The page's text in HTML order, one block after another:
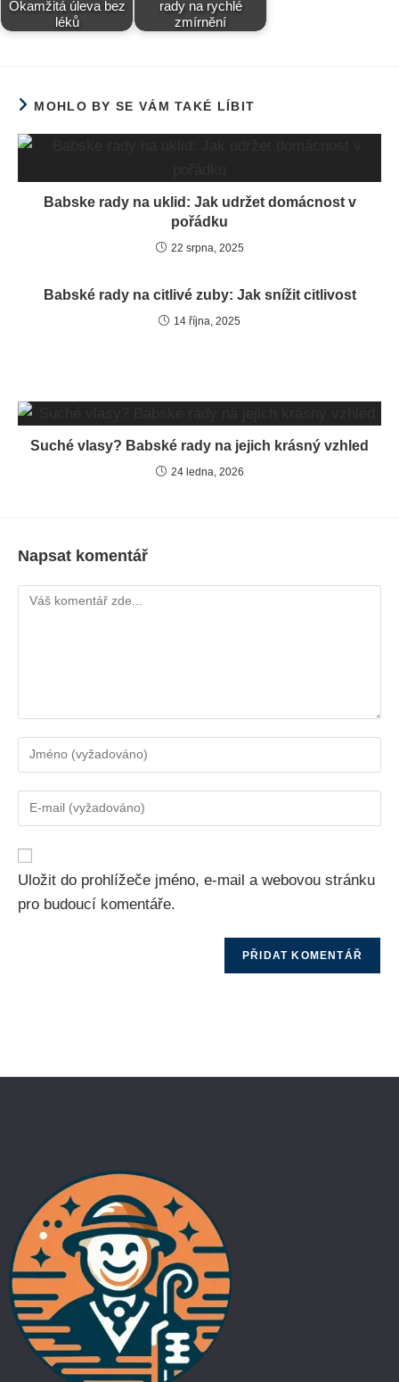
Okamžitá úleva bez
léků
rady na rychlé
zmírnění
MOHLO BY SE VÁM TAKÉ LÍBIT
Babske rady na uklid: Jak udržet domácnost v
pořádku
22 srpna, 2025
Babské rady na citlivé zuby: Jak snížit citlivost
14 října, 2025
Suché vlasy? Babské rady na jejich krásný vzhled
24 ledna, 2026
Napsat komentář
Uložit do prohlížeče jméno, e-mail a webovou stránku
pro budoucí komentáře.